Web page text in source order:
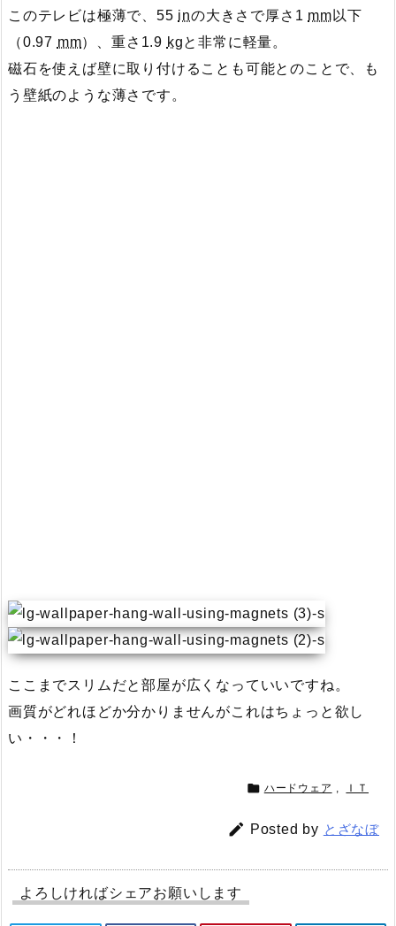
このテレビは極薄で、55 inの大きさで厚さ1 mm 以下
（0.97 mm）、重さ1.9 kgと非常に軽量。
磁石を使えば壁に取り付けることも可能とのことで、も
う壁紙のような薄さです。
ここまでスリムだと部屋が広くなっていいですね。
画質がどれほどか分かりませんがこれはちょっと欲し
い・・・！
 ハードウェア , ＩＴ
 Posted by とざなぼ
よろしければシェアお願いします